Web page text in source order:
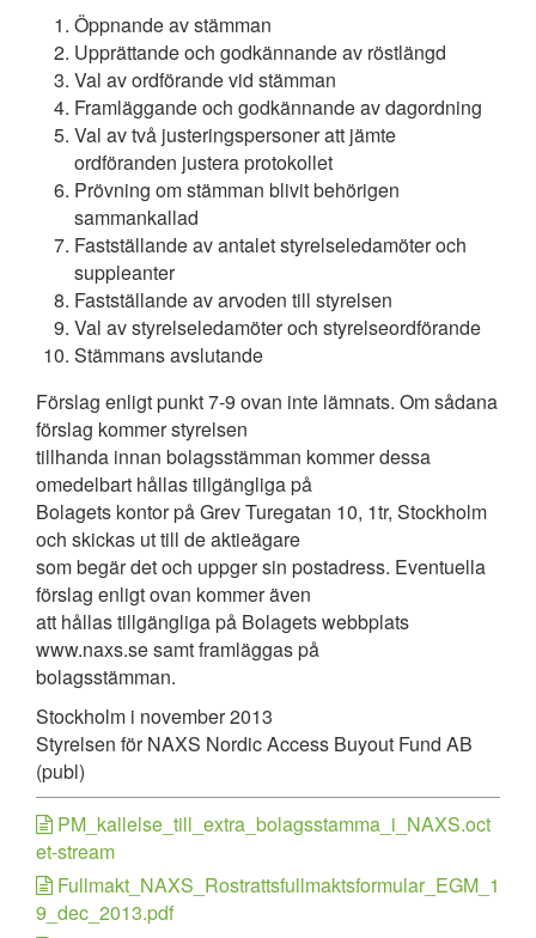
Öppnande av stämman
Upprättande och godkännande av röstlängd
Val av ordförande vid stämman
Framläggande och godkännande av dagordning
Val av två justeringspersoner att jämte
ordföranden justera protokollet
Prövning om stämman blivit behörigen
sammankallad
Fastställande av antalet styrelseledamöter och
suppleanter
Fastställande av arvoden till styrelsen
Val av styrelseledamöter och styrelseordförande
Stämmans avslutande
Förslag enligt punkt 7-9 ovan inte lämnats. Om sådana
förslag kommer styrelsen
tillhanda innan bolagsstämman kommer dessa
omedelbart hållas tillgängliga på
Bolagets kontor på Grev Turegatan 10, 1tr, Stockholm
och skickas ut till de aktieägare
som begär det och uppger sin postadress. Eventuella
förslag enligt ovan kommer även
att hållas tillgängliga på Bolagets webbplats
www.naxs.se samt framläggas på
bolagsstämman.
Stockholm i november 2013
Styrelsen för NAXS Nordic Access Buyout Fund AB
(publ)
PM_kallelse_till_extra_bolagsstamma_i_NAXS.oct
et-stream
Fullmakt_NAXS_Rostrattsfullmaktsformular_EGM_1
9_dec_2013.pdf